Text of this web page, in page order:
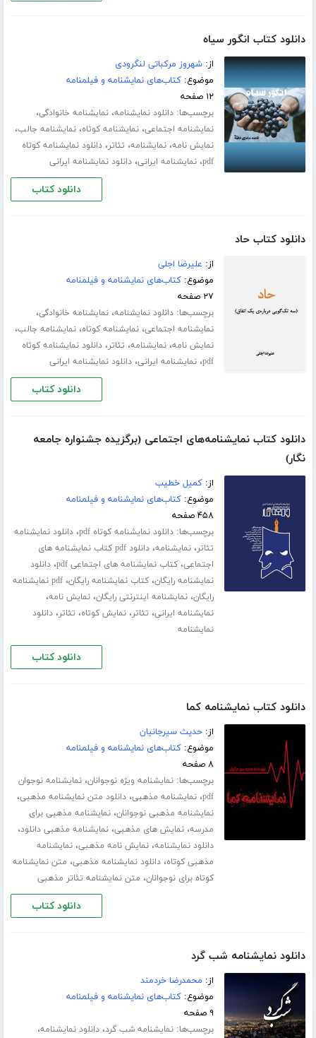
دانلود کتاب انگور سیاه
از:شهروز مرکباتی لنگرودی
موضوع:کتاب‌های نمایشنامه و فیلمنامه
۱۲ صفحه
برچسب‌ها:دانلود نمایشنامه،نمایشنامه خانوادگی،
نمایشنامه اجتماعی،نمایشنامه کوتاه،نمایشنامه جالب،
نمایش نامه،نمایشنامه، تئاتر،دانلود نمایشنامه کوتاه
pdf،نمایشنامه ایرانی،دانلود نمایشنامه ایرانی
دانلود کتاب
دانلود کتاب حاد
از: علیرضا اجلی
موضوع:کتاب‌های نمایشنامه و فیلمنامه
۲۷ صفحه
برچسب‌ها:دانلود نمایشنامه،نمایشنامه خانوادگی،
نمایشنامه اجتماعی،نمایشنامه کوتاه،نمایشنامه جالب،
نمایش نامه،نمایشنامه، تئاتر،دانلود نمایشنامه کوتاه
pdf،نمایشنامه ایرانی،دانلود نمایشنامه ایرانی
دانلود کتاب
دانلود کتاب نمایشنامه‌های اجتماعی (برگزیده جشنواره جامعه
نگار)
از:کمیل خطیب
موضوع:کتاب‌های نمایشنامه و فیلمنامه
۴۵۸ صفحه
برچسب‌ها:دانلود نمایشنامه کوتاه pdf ،دانلود نمایشنامه
تئاتر،نمایشنامه،
دانلود pdf کتاب نمایشنامه های
اجتماعی،کتاب نمایشنامه های اجتماعی pdf ،دانلود
نمایشنامه رایگان،کتاب نمایشنامه رایگان،
pdf نمایشنامه
رایگان،نمایشنامه اینترنتی رایگان،نمایش نامه،
نمایشنامه ایرانی، تئاتر،نمایش کوتاه، تئاتر،دانلود
نمایشنامه
دانلود کتاب
دانلود کتاب نمایشنامه کما
از:حدیث سیرجانیان
موضوع:کتاب‌های نمایشنامه و فیلمنامه
۸ صفحه
برچسب‌ها:نمایشنامه ویژه نوجوانان،نمایشنامه نوجوان
pdf،نمایشنامه مذهبی،دانلود متن نمایشنامه مذهبی،
نمایشنامه مذهبی نوجوانان،نمایشنامه مذهبی برای
مدرسه،نمایش های مذهبی،نمایشنامه مذهبی دانلود،
دانلود نمایشنامه،نمایش نامه مذهبی،نمایشنامه
مذهبی کوتاه،دانلود نمایشنامه مذهبی، متن نمایشنامه
کوتاه برای نوجوانان، متن نمایشنامه تئاتر مذهبی
دانلود کتاب
دانلود نمایشنامه شب گرد
از: محمدرضا خردمند
موضوع:کتاب‌های نمایشنامه و فیلمنامه
۹ صفحه
برچسب‌ها:نمایشنامه شب گرد،دانلود نمایشنامه،